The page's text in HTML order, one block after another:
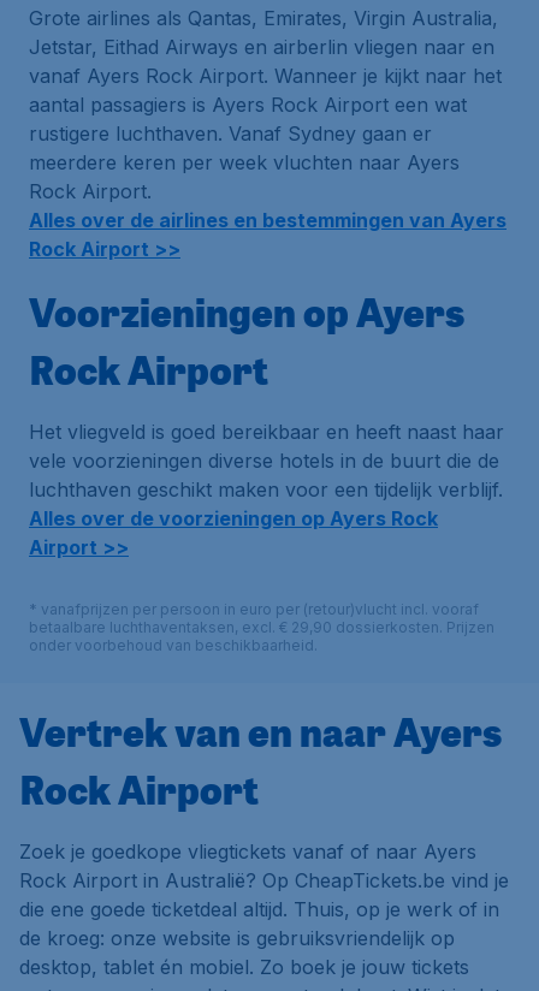
Grote airlines als Qantas, Emirates, Virgin Australia,
Jetstar, Eithad Airways en airberlin vliegen naar en
vanaf Ayers Rock Airport. Wanneer je kijkt naar het
aantal passagiers is Ayers Rock Airport een wat
rustigere luchthaven. Vanaf Sydney gaan er
meerdere keren per week vluchten naar Ayers
Rock Airport.
Alles over de airlines en bestemmingen van Ayers
Rock Airport >>
Voorzieningen op Ayers
Rock Airport
Het vliegveld is goed bereikbaar en heeft naast haar
vele voorzieningen diverse hotels in de buurt die de
luchthaven geschikt maken voor een tijdelijk verblijf.
Alles over de voorzieningen op Ayers Rock
Airport >>
* vanafprijzen per persoon in euro per (retour)vlucht incl. vooraf
betaalbare luchthaventaksen, excl. € 29,90 dossierkosten. Prijzen
onder voorbehoud van beschikbaarheid.
Vertrek van en naar Ayers
Rock Airport
Zoek je goedkope vliegtickets vanaf of naar Ayers
Rock Airport in Australië? Op CheapTickets.be vind je
die ene goede ticketdeal altijd. Thuis, op je werk of in
de kroeg: onze website is gebruiksvriendelijk op
desktop, tablet én mobiel. Zo boek je jouw tickets